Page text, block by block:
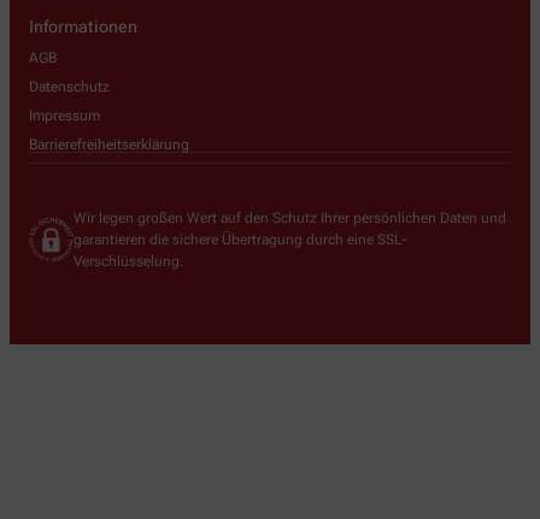
Informationen
AGB
Datenschutz
Impressum
Barrierefreiheitserklärung
Wir legen großen Wert auf den Schutz Ihrer persönlichen Daten und
garantieren die sichere Übertragung durch eine SSL-
Verschlüsselung.